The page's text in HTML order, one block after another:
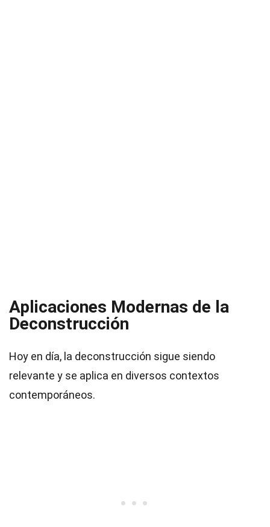
Aplicaciones Modernas de la
Deconstrucción
Hoy en día, la deconstrucción sigue siendo
relevante y se aplica en diversos contextos
contemporáneos.